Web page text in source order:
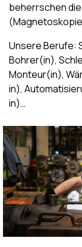
beherrschen
Unsere Berufe:
Bohrer(in),
Monteur(in),
in),
in)…